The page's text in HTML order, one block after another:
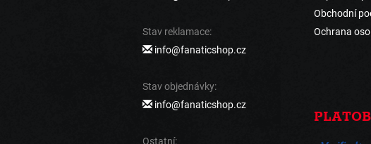
Stav reklamace:
info@fanaticshop.cz
Stav objednávky:
info@fanaticshop.cz
Ostatní:
Obchodní
Ochrana